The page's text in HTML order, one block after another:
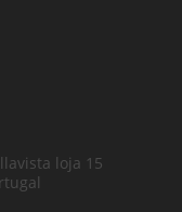
loja 15